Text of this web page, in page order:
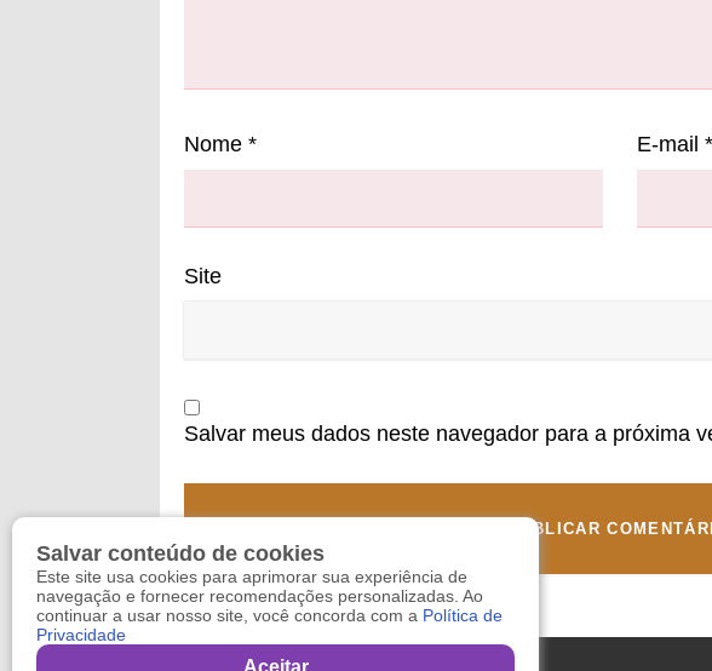
Nome * E-mail*
Site
Salvar meus dados neste navegador para a próxima
Salvar conteúdo de cookies
Este site usa cookies para aprimorar sua experiência de
navegação e fornecer recomendações personalizadas. Ao
continuar a usar nosso site, você concorda com a Política de
Privacidade
Aceitar